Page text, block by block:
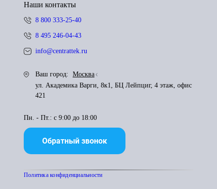
Наши контакты
8 800 333-25-40
8 495 246-04-43
info@centrattek.ru
Ваш город:
Москва
ул. Академика Варги, 8к1, БЦ Лейпциг, 4 этаж, офис
421
Пн. - Пт.: с 9:00 до 18:00
Обратный звонок
Политика конфиденциальности